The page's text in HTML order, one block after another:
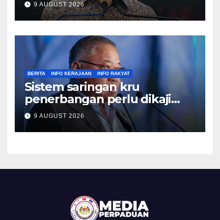
9 AUGUST 2026
BERITA INFO KERAJAAN INFO RAKYAT
Sistem saringan kru
penerbangan perlu dikaji
semula, pulihkan keyakinan
penumpang – Tiong
9 AUGUST 2026